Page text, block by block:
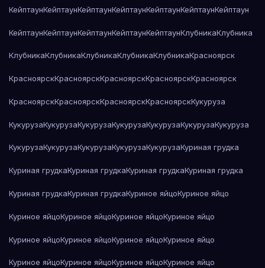
КейптаунКейптаунКейптаунКейптаунКейптаунКейптаунКейптаун
КейптаунКейптаунКейптаунКейптаунКейптаунКлубникаКлубника
КлубникаКлубникаКлубникаКлубникаКлубникаКрасноярск
КрасноярскКрасноярскКрасноярскКрасноярскКрасноярск
КрасноярскКрасноярскКрасноярскКрасноярскКукуруза
КукурузаКукурузаКукурузаКукурузаКукурузаКукурузаКукуруза
КукурузаКукурузаКукурузаКукурузаКукурузаКуриная грудка
Куриная грудкаКуриная грудкаКуриная грудкаКуриная грудка
Куриная грудкаКуриная грудкаКуриное яйцоКуриное яйцо
Куриное яйцоКуриное яйцоКуриное яйцоКуриное яйцо
Куриное яйцоКуриное яйцоКуриное яйцоКуриное яйцо
Куриное яйцоКуриное яйцоКуриное яйцоКуриное яйцо